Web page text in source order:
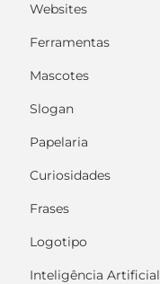
Websites
Ferramentas
Mascotes
Slogan
Papelaria
Curiosidades
Frases
Logotipo
Inteligência Artificial